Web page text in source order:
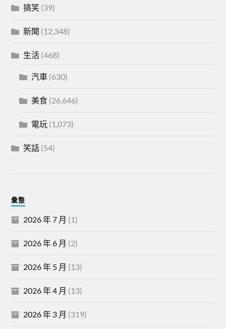
搞笑 (39)
新聞 (12,348)
生活 (468)
汽車 (630)
美食 (26,646)
電玩 (1,073)
笑話 (54)
彙整
2026 年 7 月 (1)
2026 年 6 月 (2)
2026 年 5 月 (13)
2026 年 4 月 (13)
2026 年 3 月 (319)